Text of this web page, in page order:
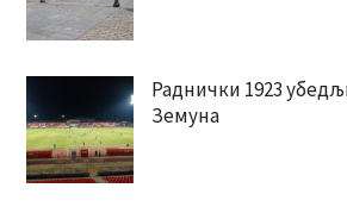
Раднички 1923
Земуна